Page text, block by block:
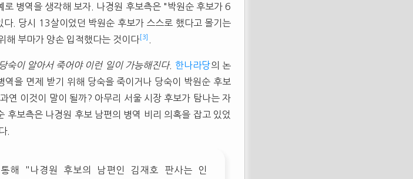
로 병역을 생각해 보자. 나경원 후보측은 "박원순 후보가 6
. 당시 13살이었던 박원순 후보가 스스로 했다고 몰기는
해 부마가 양손 입적했다는 것이다 [3]
숙이 알아서 죽어야 이런 일이 가능해진다. 한나라당의 논
을 면제 받기 위해 당숙을 죽이거나 당숙이 박원순 후보
연 이것이 말이 될까? 아무리 서울 시장 후보가 탐나는 자
후보측은 나경원 후보 남편의 병역 비리 의혹을 잡고 있었
.
해 "나경원 후보의 남편인 김재호 판사는 인